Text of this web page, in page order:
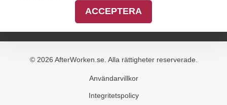
Alla afterworker
© 2026 AfterWorken.se. Alla rättigheter reserverade.
Användarvillkor
Integritetspolicy
ACCEPTERA